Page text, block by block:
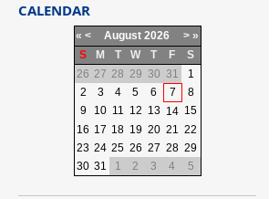
CALENDAR
« < August 2026 > »
S
M T W T F
S
26 27 28 29 30 31
1
2
3 4 5 6 7
8
9
10 11 12 13 14 15
16 17 18 19 20 21 22
23 24 25 26 27 28 29
30 31 1 2 3 4 5